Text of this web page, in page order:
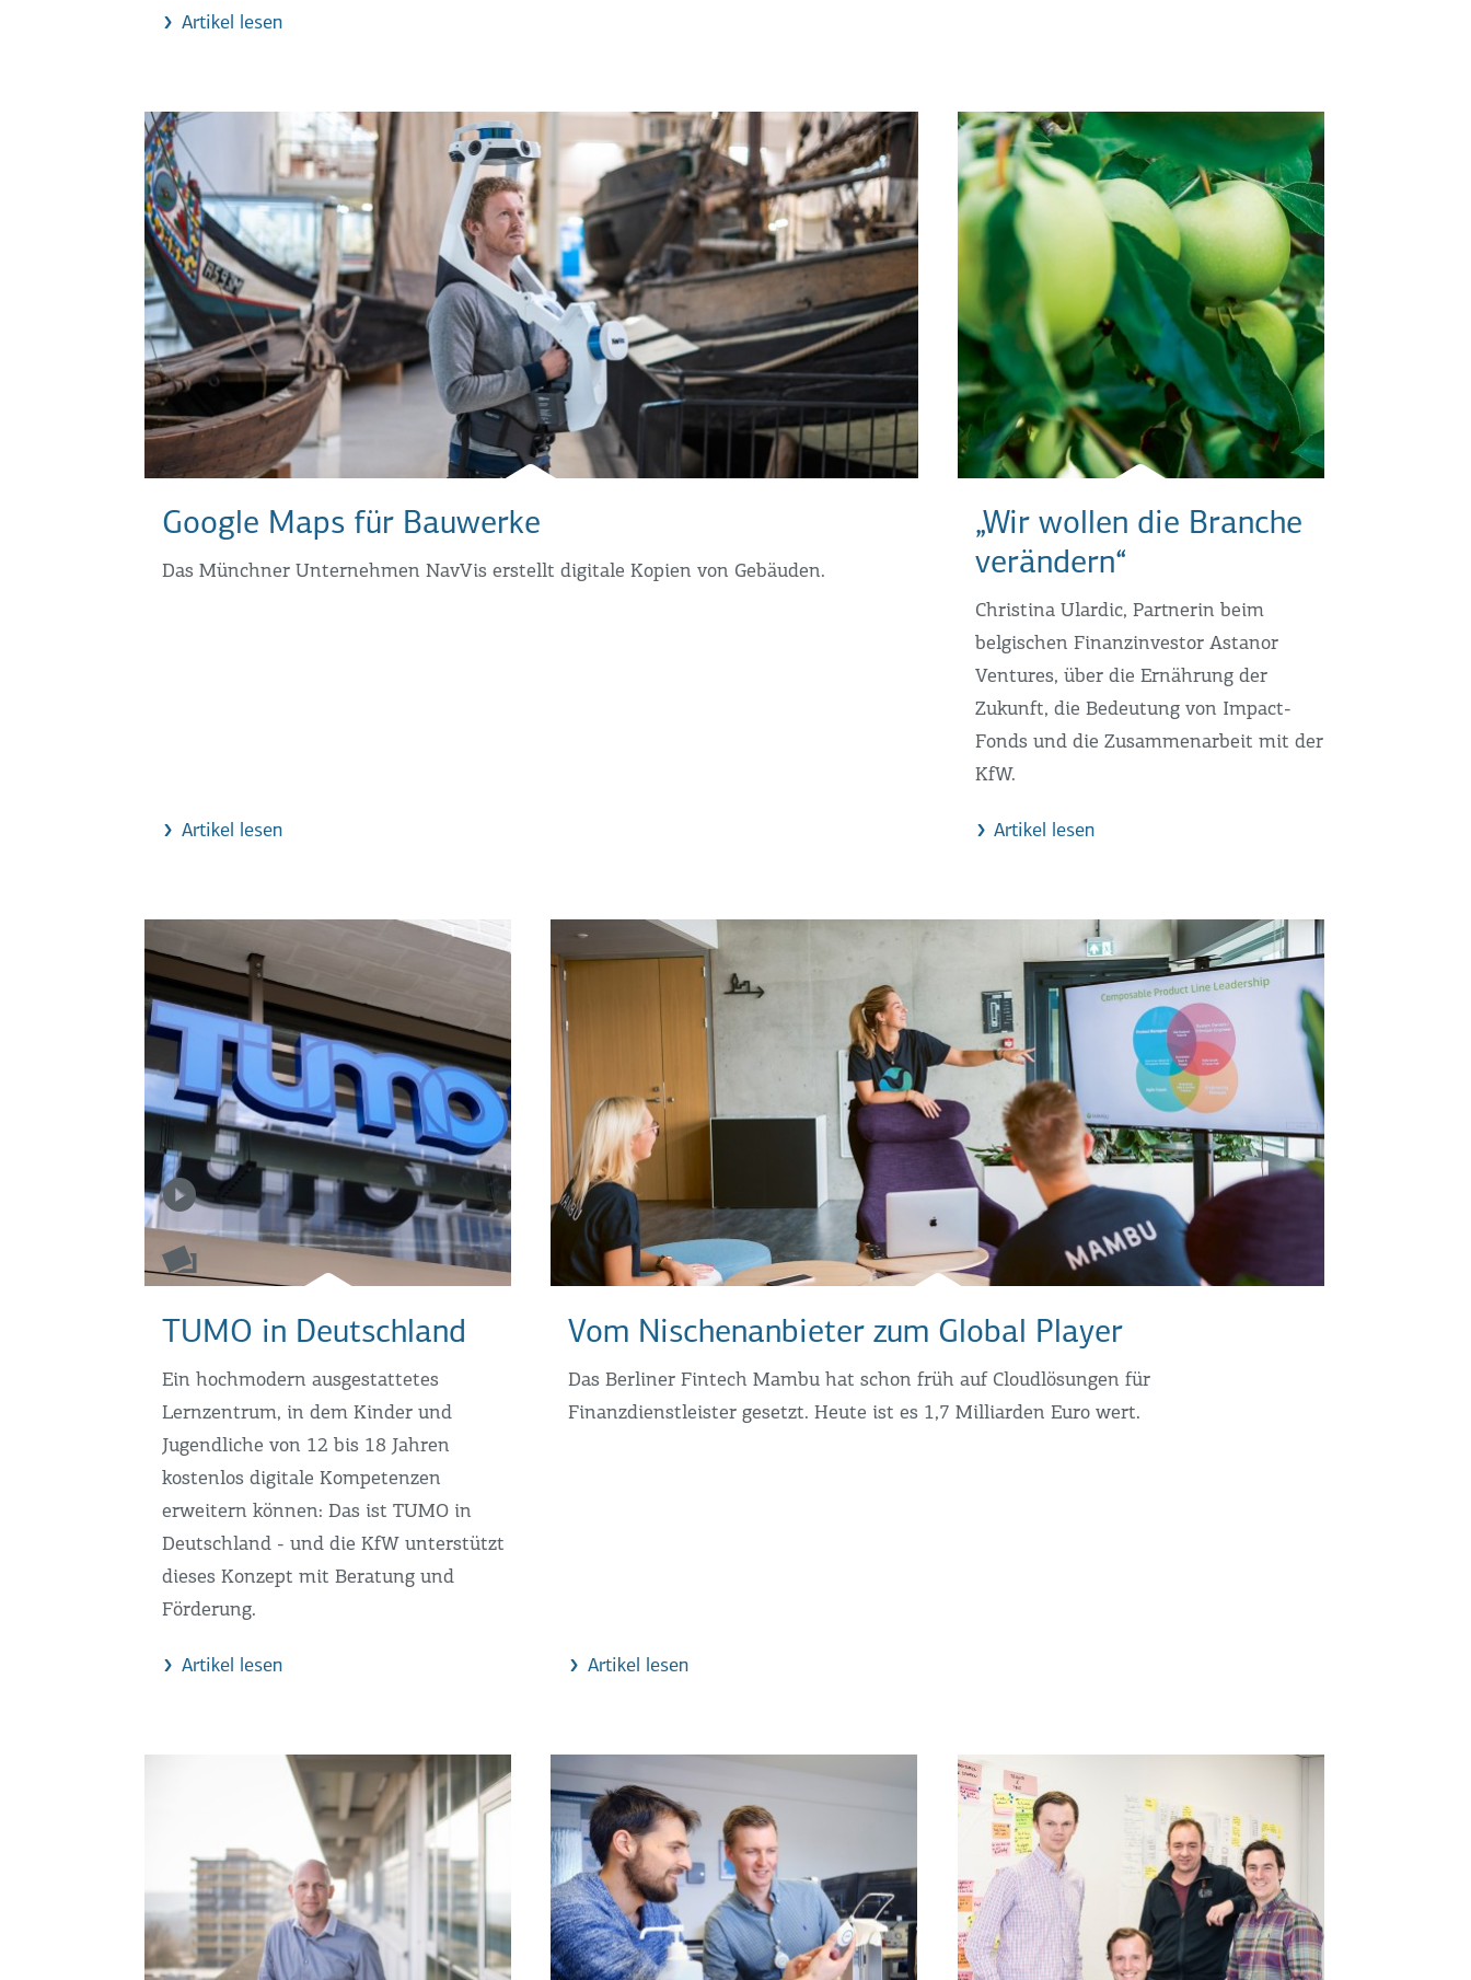
Artikel lesen
Google Maps für Bauwerke
Das Münchner Unternehmen NavVis erstellt digitale Kopien von Gebäuden.
Artikel lesen
„Wir wollen die Branche
verändern“
Christina Ulardic, Partnerin beim
belgischen Finanzinvestor Astanor
Ventures, über die Ernährung der
Zukunft, die Bedeutung von Impact-
Fonds und die Zusammenarbeit mit der
KfW.
Artikel lesen
TUMO in Deutschland
Ein hochmodern ausgestattetes
Lernzentrum, in dem Kinder und
Jugendliche von 12 bis 18 Jahren
kostenlos digitale Kompetenzen
erweitern können: Das ist TUMO in
Deutschland - und die KfW unterstützt
dieses Konzept mit Beratung und
Förderung.
Artikel lesen
Vom Nischenanbieter zum Global Player
Das Berliner Fintech Mambu hat schon früh auf Cloudlösungen für
Finanzdienstleister gesetzt. Heute ist es 1,7 Milliarden Euro wert.
Artikel lesen